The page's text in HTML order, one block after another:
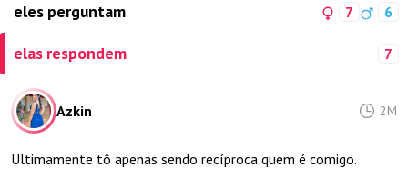
eles perguntam 7 6
elas respondem 7
Azkin 2M
Ultimamente tô apenas sendo recíproca quem é comigo.